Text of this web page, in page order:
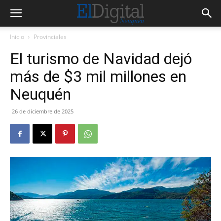
Inicio Provinciales
El turismo de Navidad dejó
más de $3 mil millones en
Neuquén
26 de diciembre de 2025